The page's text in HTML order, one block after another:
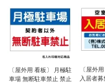
〔屋外用 看板〕 月極駐
車場 無断駐車禁止 禁止
〔屋外
入居者